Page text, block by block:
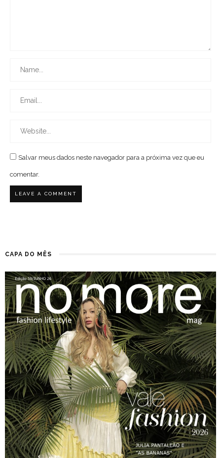
Salvar meus dados neste navegador para a próxima vez que eu
comentar.
CAPA DO MÊS